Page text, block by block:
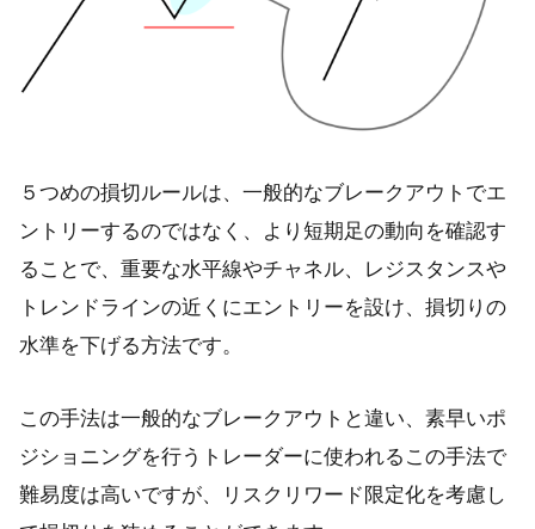
５つめの損切ルールは、一般的なブレークアウトでエ
ントリーするのではなく、より短期足の動向を確認す
ることで、重要な水平線やチャネル、レジスタンスや
トレンドラインの近くにエントリーを設け、損切りの
水準を下げる方法です。
この手法は一般的なブレークアウトと違い、素早いポ
ジショニングを行うトレーダーに使われるこの手法で
難易度は高いですが、リスクリワード限定化を考慮し